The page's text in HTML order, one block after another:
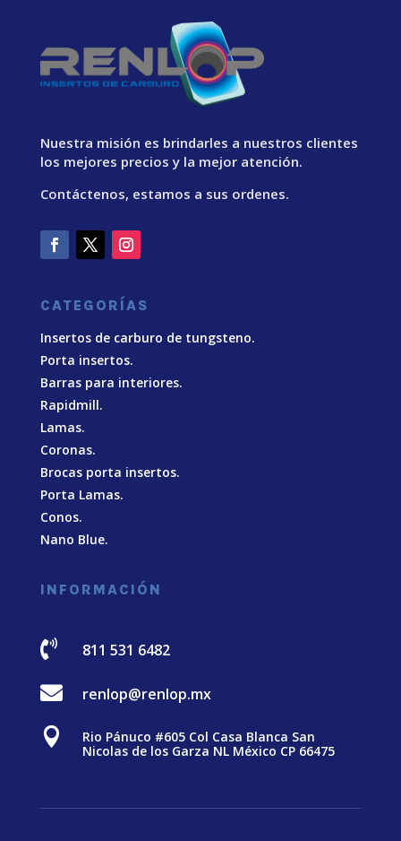
Nuestra misión es brindarles a nuestros clientes
los mejores precios y la mejor atención.
Contáctenos, estamos a sus ordenes.
CATEGORÍAS
Insertos de carburo de tungsteno.
Porta insertos.
Barras para interiores.
Rapidmill.
Lamas.
Coronas.
Brocas porta insertos.
Porta Lamas.
Conos.
Nano Blue.
INFORMACIÓN
 811 531 6482
 renlop@renlop.mx

Rio Pánuco #605 Col Casa Blanca San
Nicolas de los Garza NL México CP 66475